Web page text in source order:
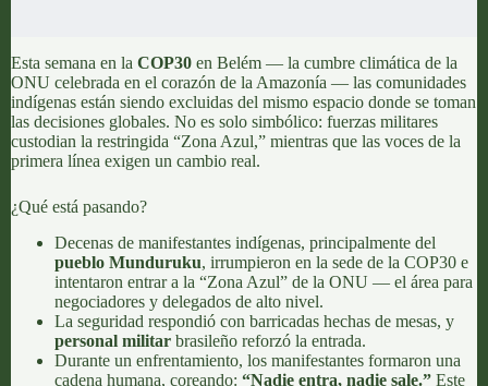
Esta semana en la COP30 en Belém — la cumbre climática de la
ONU celebrada en el corazón de la Amazonía — las comunidades
indígenas están siendo excluidas del mismo espacio donde se toman
las decisiones globales. No es solo simbólico: fuerzas militares
custodian la restringida “Zona Azul,” mientras que las voces de la
primera línea exigen un cambio real.
¿Qué está pasando?
Decenas de manifestantes indígenas, principalmente del
pueblo Munduruku, irrumpieron en la sede de la COP30 e
intentaron entrar a la “Zona Azul” de la ONU — el área para
negociadores y delegados de alto nivel.
La seguridad respondió con barricadas hechas de mesas, y
personal militar brasileño reforzó la entrada.
Durante un enfrentamiento, los manifestantes formaron una
cadena humana, coreando: “Nadie entra, nadie sale.” Este